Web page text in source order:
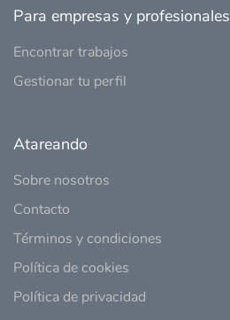
Para empresas y profesionales
Encontrar trabajos
Gestionar tu perfil
Atareando
Sobre nosotros
Contacto
Términos y condiciones
Política de cookies
Política de privacidad